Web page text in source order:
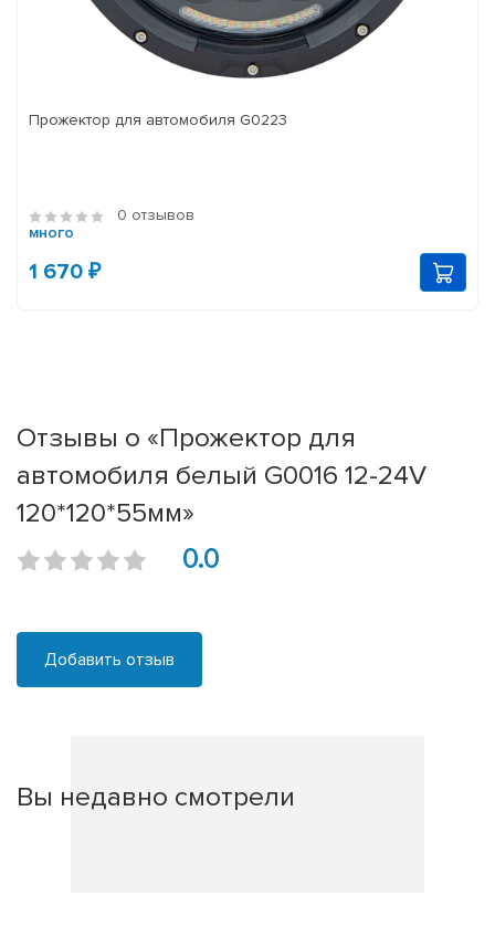
Прожектор для автомобиля G0223
0 отзывов
много
1 670 ₽
Отзывы о «Прожектор для
автомобиля белый G0016 12-24V
120*120*55мм»
0.0
Добавить отзыв
Вы недавно смотрели